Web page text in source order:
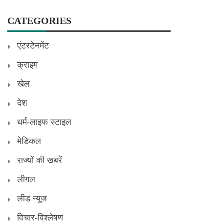
CATEGORIES
एंटरटेनमेंट
क्राइम
खेल
देश
धर्म-लाइफ स्टाइल
मेडिकल
राज्यों की खबरें
लीगल
लीड न्यूज
विचार-विश्लेषण